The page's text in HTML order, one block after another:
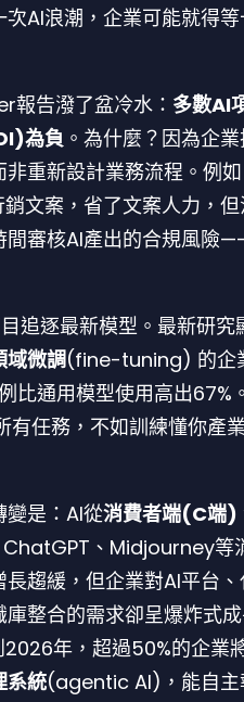
AI浪潮，企業可能就得
報告潑了盆冷水： 多數AI
為負 。為什麼？因為企
非重新設計業務流程。例
文案，省了文案人力，
間審核AI產出的合規風險
追逐最新模型。最新研究
域微調(fine-tuning) 的企
比通用模型使用高出67%
有任務，不如訓練懂你產
變是：AI從消費者端(C端)
ChatGPT、Midjourney等
趨緩，但企業對AI平台
庫整合的需求卻呈爆炸式
年，超過50%的企業
系統(agentic AI)，能自主